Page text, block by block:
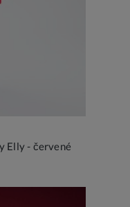
Elly - červené